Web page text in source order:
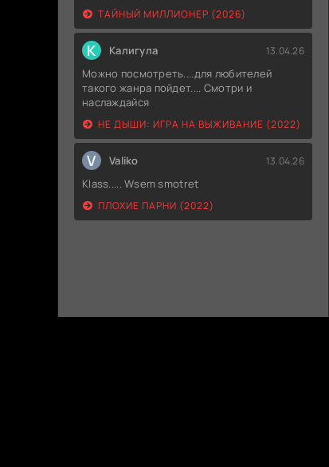
ТАЙНЫЙ МИЛЛИОНЕР (2026)
К Калигула 13.04.26
Можно посмотреть....для любителей
такого жанра пойдет.... Смотри и
наслаждайся
НЕ ДЫШИ: ИГРА НА ВЫЖИВАНИЕ (2022)
V Valiko 13.04.26
Klass..... Wsem smotret
ПЛОХИЕ ПАРНИ (2022)